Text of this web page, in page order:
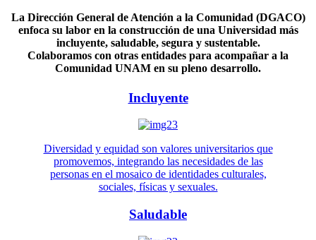
La Dirección General de Atención a la Comunidad (DGACO)
enfoca su labor en la construcción de una Universidad más
incluyente, saludable, segura y sustentable.
Colaboramos con otras entidades para acompañar a la
Comunidad UNAM en su pleno desarrollo.
Incluyente
Diversidad y equidad son valores universitarios que
promovemos, integrando las necesidades de las
personas en el mosaico de identidades culturales,
sociales, físicas y sexuales.
Saludable